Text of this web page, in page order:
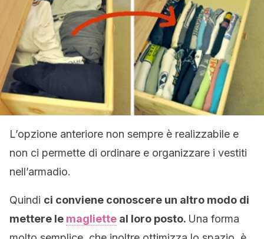
L’opzione anteriore non sempre è realizzabile e
non ci permette di ordinare e organizzare i vestiti
nell’armadio.
Quindi ci conviene conoscere un altro modo di
mettere le magliette al loro posto. Una forma